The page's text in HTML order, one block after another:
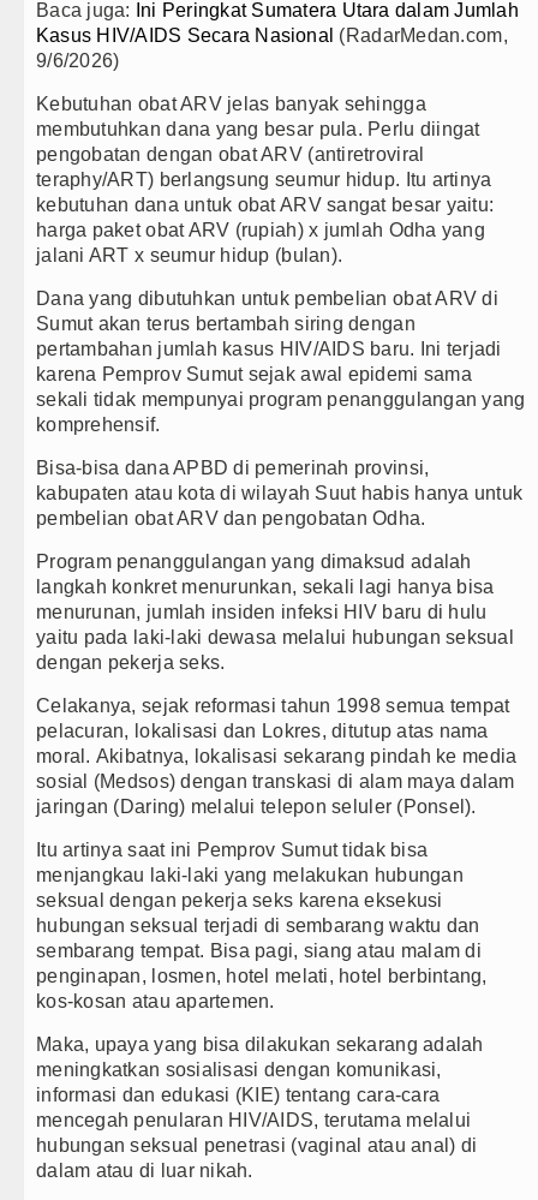
Baca juga:
Ini Peringkat Sumatera Utara dalam Jumlah
Kasus HIV/AIDS Secara Nasional (RadarMedan.com,
9/6/2026)
Kebutuhan obat ARV jelas banyak sehingga
membutuhkan dana yang besar pula. Perlu diingat
pengobatan dengan obat ARV (antiretroviral
teraphy/ART) berlangsung seumur hidup. Itu artinya
kebutuhan dana untuk obat ARV sangat besar yaitu:
harga paket obat ARV (rupiah) x jumlah Odha yang
jalani ART x seumur hidup (bulan).
Dana yang dibutuhkan untuk pembelian obat ARV di
Sumut akan terus bertambah siring dengan
pertambahan jumlah kasus HIV/AIDS baru. Ini terjadi
karena Pemprov Sumut sejak awal epidemi sama
sekali tidak mempunyai program penanggulangan yang
komprehensif.
Bisa-bisa dana APBD di pemerinah provinsi,
kabupaten atau kota di wilayah Suut habis hanya untuk
pembelian obat ARV dan pengobatan Odha.
Program penanggulangan yang dimaksud adalah
langkah konkret menurunkan, sekali lagi hanya bisa
menurunan, jumlah insiden infeksi HIV baru di hulu
yaitu pada laki-laki dewasa melalui hubungan seksual
dengan pekerja seks.
Celakanya, sejak reformasi tahun 1998 semua tempat
pelacuran, lokalisasi dan Lokres, ditutup atas nama
moral. Akibatnya, lokalisasi sekarang pindah ke media
sosial (Medsos) dengan transkasi di alam maya dalam
jaringan (Daring) melalui telepon seluler (Ponsel).
Itu artinya saat ini Pemprov Sumut tidak bisa
menjangkau laki-laki yang melakukan hubungan
seksual dengan pekerja seks karena eksekusi
hubungan seksual terjadi di sembarang waktu dan
sembarang tempat. Bisa pagi, siang atau malam di
penginapan, losmen, hotel melati, hotel berbintang,
kos-kosan atau apartemen.
Maka, upaya yang bisa dilakukan sekarang adalah
meningkatkan sosialisasi dengan komunikasi,
informasi dan edukasi (KIE) tentang cara-cara
mencegah penularan HIV/AIDS, terutama melalui
hubungan seksual penetrasi (vaginal atau anal) di
dalam atau di luar nikah.